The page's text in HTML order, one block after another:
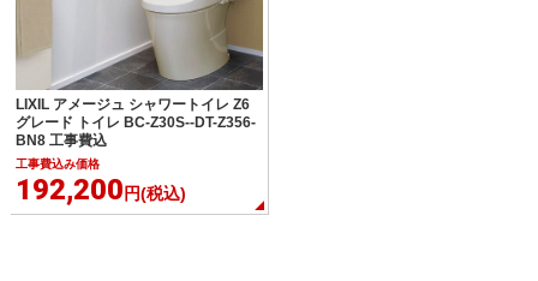
LIXIL アメージュ シャワートイレ Z6
グレード トイレ BC-Z30S--DT-Z356-
BN8 工事費込
工事費込み価格
192,200 円(税込)